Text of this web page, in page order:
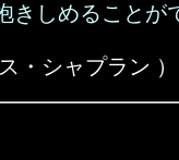
きしめることが
・シャプラン ）